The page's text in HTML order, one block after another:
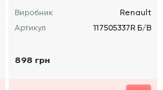
Виробник
Renault
Артикул
117505337R Б/В
898 грн